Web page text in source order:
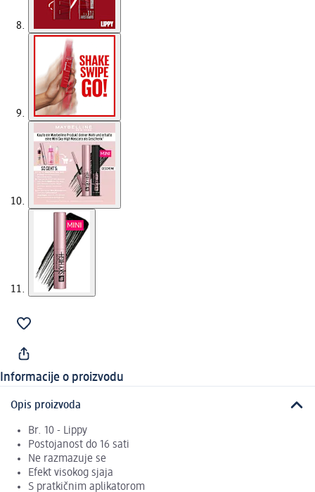
Informacije o proizvodu
Opis proizvoda
Br. 10 - Lippy
Postojanost do 16 sati
Ne razmazuje se
Efekt visokog sjaja
S pratkičnim aplikatorom